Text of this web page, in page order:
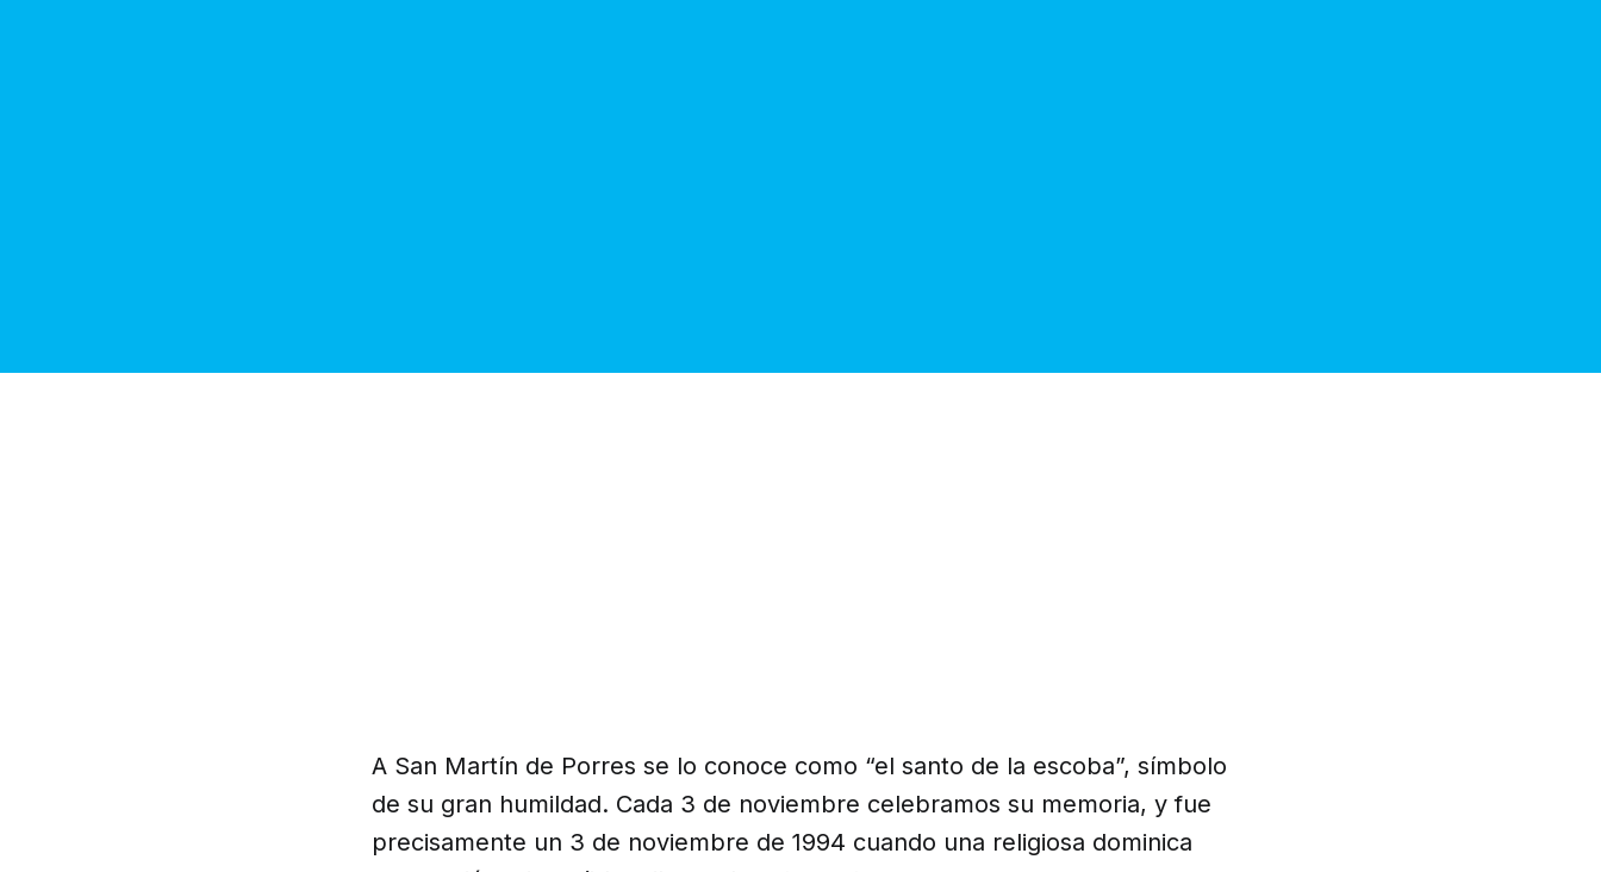
A San Martín de Porres se lo conoce como “el santo de la escoba”, símbolo
de su gran humildad. Cada 3 de noviembre celebramos su memoria, y fue
precisamente un 3 de noviembre de 1994 cuando una religiosa dominica